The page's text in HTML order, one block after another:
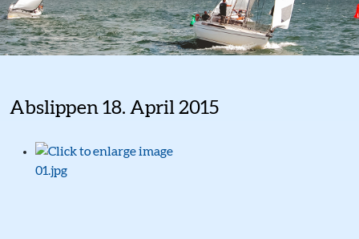
Abslippen 18. April 2015